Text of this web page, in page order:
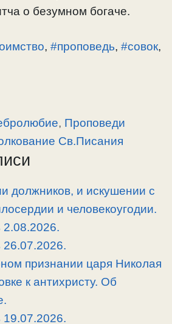
о безумном богаче.
, #проповедь, #совок,
, Проповеди
Св.Писания
должников, и искушении с
и человекоугодии.
признании царя Николая
к антихристу. Об